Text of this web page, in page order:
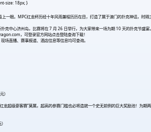
size: 18px; }
一眼。MPC红龙杯历经十年风雨兼程历历在目，打造了属于澳门的扑克神话，时
克中心济州岛，比赛将在 7 月 26 日举行，为大家带来一场为期 10 天的扑克节盛宴
，可登录官方网站点击登陆查询下载！
场直播、赛事报道、酒店信息等信息均可查询。
）
龙超级豪客赛”莫属，超高的参赛门槛也必将造就一个史无前例的巨大奖励池！为期